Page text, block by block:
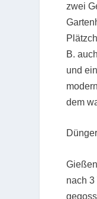
zwei
B.
und
dem
nach